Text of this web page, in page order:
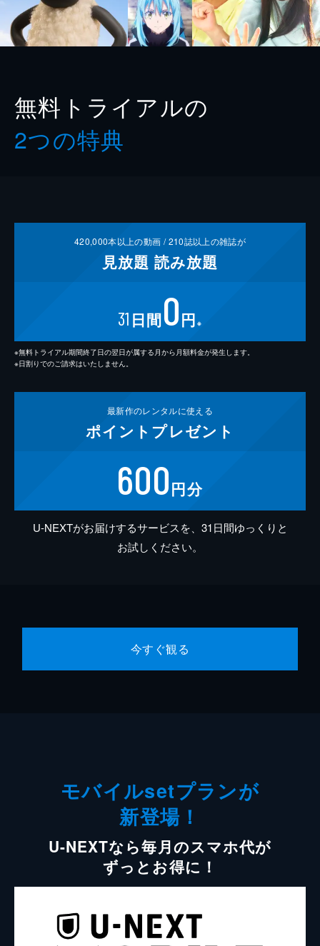
無料トライアルの
2つの特典
420,000本以上の動画 /210誌以上の雑誌が
見放題 読み放題
31 日間0円 ※
※無料トライアル期間終了日の翌日が属する月から月額料金が発生します。
※日割りでのご請求はいたしません。
最新作のレンタルに使える
ポイント プレゼント
600円分
U-NEXTがお届けするサービスを、31日間ゆっくりと
お試しください。
今すぐ観る
モバイルsetプランが
新登場！
U-NEXTなら毎月のスマホ代が
ずっとお得に！